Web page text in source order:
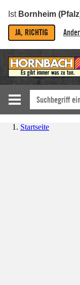
Ist Bornheim
JA, RICHTIG
Startseite